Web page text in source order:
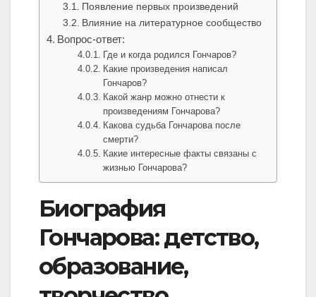
Появление первых произведений
Влияние на литературное сообщество
Вопрос-ответ:
Где и когда родился Гончаров?
Какие произведения написал
Гончаров?
Какой жанр можно отнести к
произведениям Гончарова?
Какова судьба Гончарова после
смерти?
Какие интересные факты связаны с
жизнью Гончарова?
Биография
Гончарова: детство,
образование,